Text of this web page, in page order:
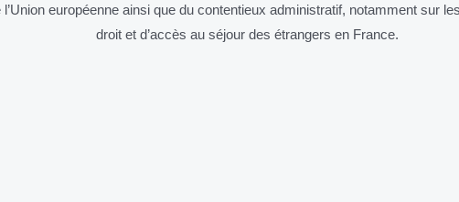
l’Union européenne ainsi que du contentieux administratif, notamment sur
droit et d’accès au séjour des étrangers en France.